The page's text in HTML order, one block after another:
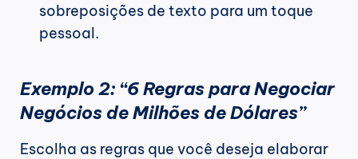
sobreposições de texto para um toque
pessoal.
Exemplo 2: “6 Regras para Negociar
Negócios de Milhões de Dólares”
Escolha as regras que você deseja elaborar